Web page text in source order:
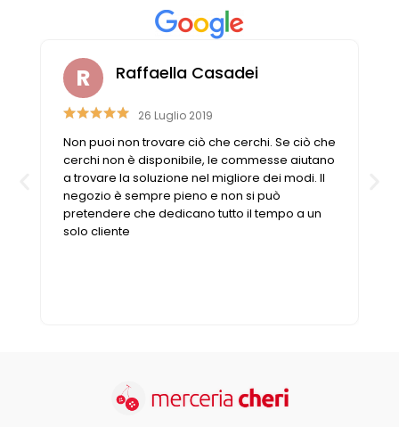
Raffaella Casadei
26 Luglio 2019
Non puoi non trovare ciò che cerchi. Se ciò che
cerchi non è disponibile, le commesse aiutano
a trovare la soluzione nel migliore dei modi. Il
negozio è sempre pieno e non si può
pretendere che dedicano tutto il tempo a un
solo cliente